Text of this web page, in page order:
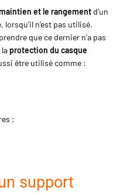
et le rangement d’un
lorsqu’il n’est pas utilisé.
que ce dernier n’a pas
protection du casque
être utilisé comme :
;
support